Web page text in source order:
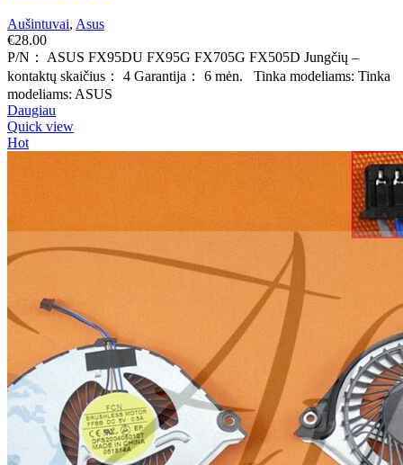
Aušintuvai, Asus
€28.00
P/N： ASUS FX95DU FX95G FX705G FX505D Jungčių –
kontaktų skaičius： 4 Garantija： 6 mėn. Tinka modeliams: Tinka
modeliams: ASUS
Daugiau
Quick view
Hot